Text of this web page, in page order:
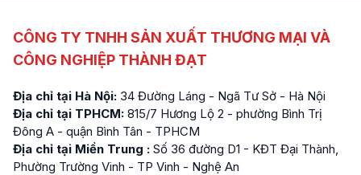
CÔNG TY TNHH SẢN XUẤT THƯƠNG MẠI VÀ
CÔNG NGHIỆP THÀNH ĐẠT
Địa chỉ tại Hà Nội: 34 Đường Láng - Ngã Tư Sở - Hà Nội
Địa chỉ tại TPHCM: 815/7 Hương Lộ 2 - phường Bình Trị
Đông A - quận Bình Tân - TPHCM
Địa chỉ tại Miền Trung : Số 36 đường D1 - KĐT Đại Thành,
Phường Trường Vinh - TP Vinh - Nghệ An